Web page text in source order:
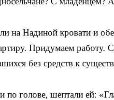
на Надиной кровати и
Придумаем работу.
без средств к
голове, шептали ей: